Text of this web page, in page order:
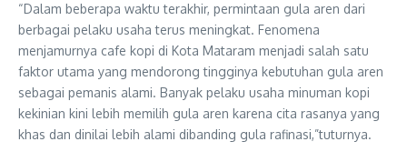
“Dalam beberapa waktu terakhir, permintaan gula aren dari
berbagai pelaku usaha terus meningkat. Fenomena
menjamurnya cafe kopi di Kota Mataram menjadi salah satu
faktor utama yang mendorong tingginya kebutuhan gula aren
sebagai pemanis alami. Banyak pelaku usaha minuman kopi
kekinian kini lebih memilih gula aren karena cita rasanya yang
khas dan dinilai lebih alami dibanding gula rafinasi,”tuturnya.